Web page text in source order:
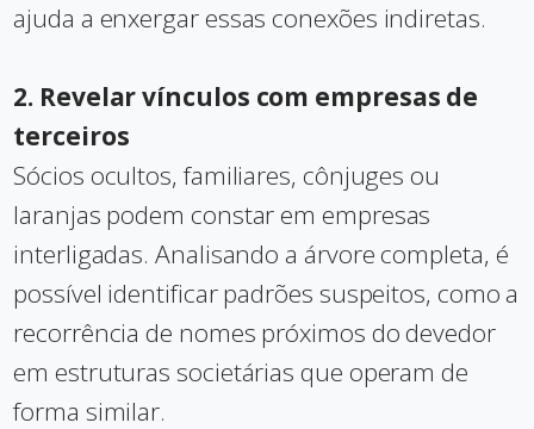
ajuda a enxergar essas conexões indiretas.
2. Revelar vínculos com empresas de
terceiros
Sócios ocultos, familiares, cônjuges ou
laranjas podem constar em empresas
interligadas. Analisando a árvore completa, é
possível identificar padrões suspeitos, como a
recorrência de nomes próximos do devedor
em estruturas societárias que operam de
forma similar.